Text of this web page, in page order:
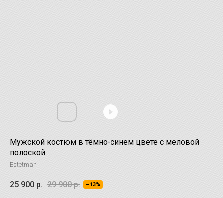
Мужской костюм в тёмно-синем цвете с меловой
полоской
Estetman
25 900 р. 29 900 р. –13%